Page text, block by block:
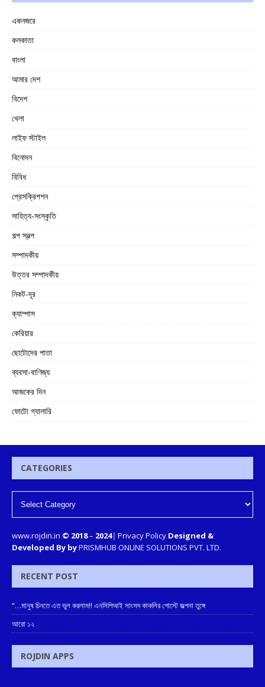
একনজরে
কলকাতা
বাংলা
আমার দেশ
বিদেশ
খেলা
লাইফ স্টাইল
বিনোদন
বিবিধ
প্রেসক্রিপশন
সাহিত্য-সংস্কৃতি
গল্প স্বল্প
সম্পাদকীয়
উত্তর সম্পাদকীয়
নিকট-দূর
ক্যাম্পাস
কেরিয়ার
ছোটোদের পাতা
ব্যবসা-বাণিজ্য
আজকের দিন
ফোটো গ্যালারি
CATEGORIES
www.rojdin.in © 2018– 2024| Privacy Policy Designed &
Developed By byPRISMHUB ONLINE SOLUTIONS PVT. LTD.
RECENT POST
“…মানুষ চিনতে এত ভুল করলাম!! এনসিপিআই সাংসদ কাকলির পোস্টে জল্পনা তুঙ্গে
আরো ১২
ROJDIN APPS